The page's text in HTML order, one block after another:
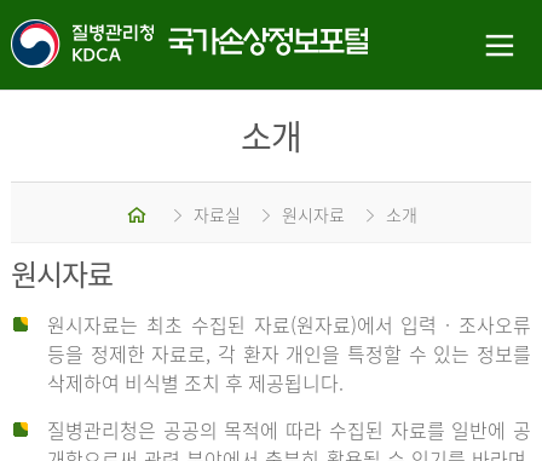
소개
홈 자료실 원시자료 소개
원시자료
원시자료는 최초 수집된 자료(원자료)에서 입력 · 조사오류
등을 정제한 자료로, 각 환자 개인을 특정할 수 있는 정보를
삭제하여 비식별 조치 후 제공됩니다.
질병관리청은 공공의 목적에 따라 수집된 자료를 일반에 공